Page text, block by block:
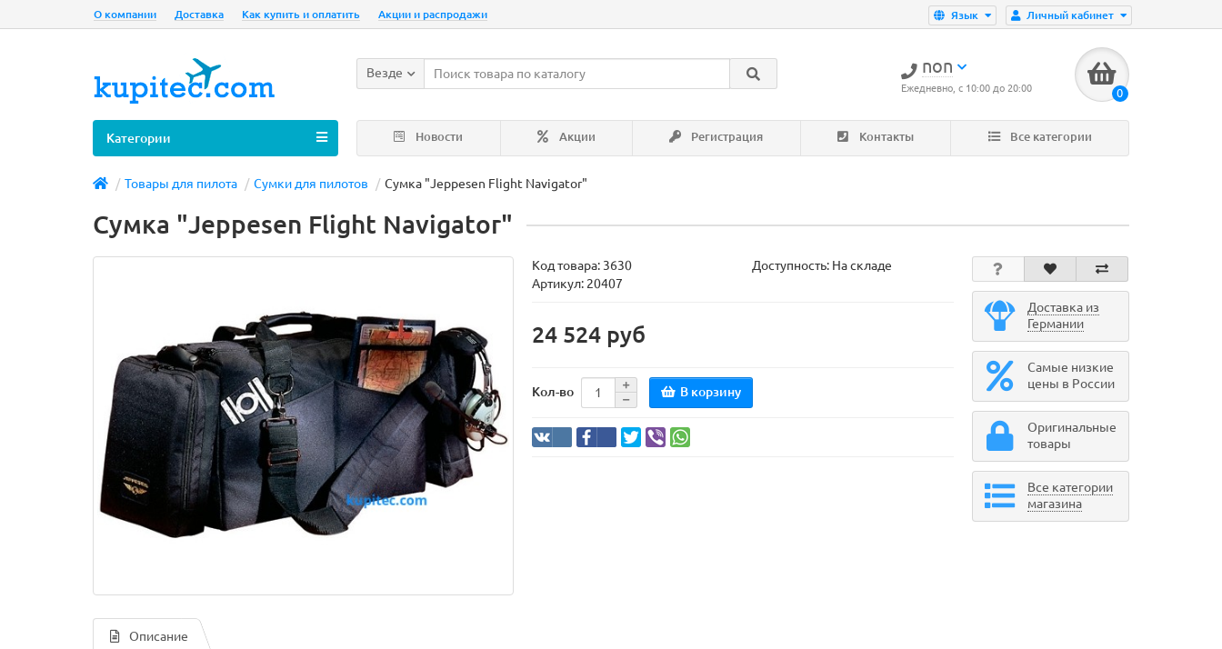
Личный кабинет
Язык
О компании Доставка Как купить и оплатить Акции и распродажи
non
Ежедневно, с 10:00 до 20:00 0
Везде
Новости Акции Регистрация Контакты Все категории
Категории
Товары для пилота Сумки для пилотов Сумка "Jeppesen Flight Navigator"
Сумка "Jeppesen Flight Navigator"
Код товара: 3630
Доступность: На складе
Артикул: 20407
24 524 руб
Кол-во В корзину
Доставка из
Германии
Самые низкие
цены в России
Оригинальные
товары
Все категории
магазина
Описание